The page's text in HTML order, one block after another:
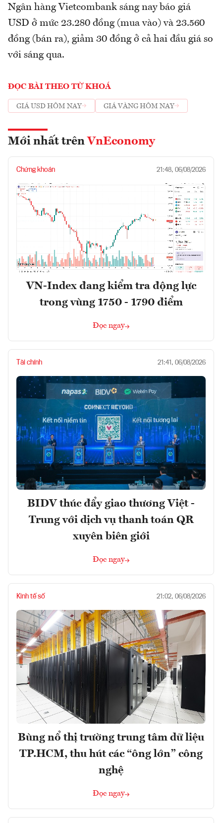
Ngân hàng Vietcombank sáng nay báo giá
USD ở mức 23.280 đồng (mua vào) và 23.560
đồng (bán ra), giảm 30 đồng ở cả hai đầu giá so
với sáng qua.
ĐỌC BÀI THEO TỪ KHOÁ
GIÁ USD HÔM NAY GIÁ VÀNG HÔM NAY
Mới nhất trên VnEconomy
Chứng khoán 21:48, 06/08/2026
VN-Index đang kiểm tra động lực
trong vùng 1750 - 1790 điểm
Đọc ngay
Tài chính 21:41, 06/08/2026
BIDV thúc đẩy giao thương Việt -
Trung với dịch vụ thanh toán QR
xuyên biên giới
Đọc ngay
Kinh tế số 21:02, 06/08/2026
Bùng nổ thị trường trung tâm dữ liệu
TP.HCM, thu hút các “ông lớn” công
nghệ
Đọc ngay